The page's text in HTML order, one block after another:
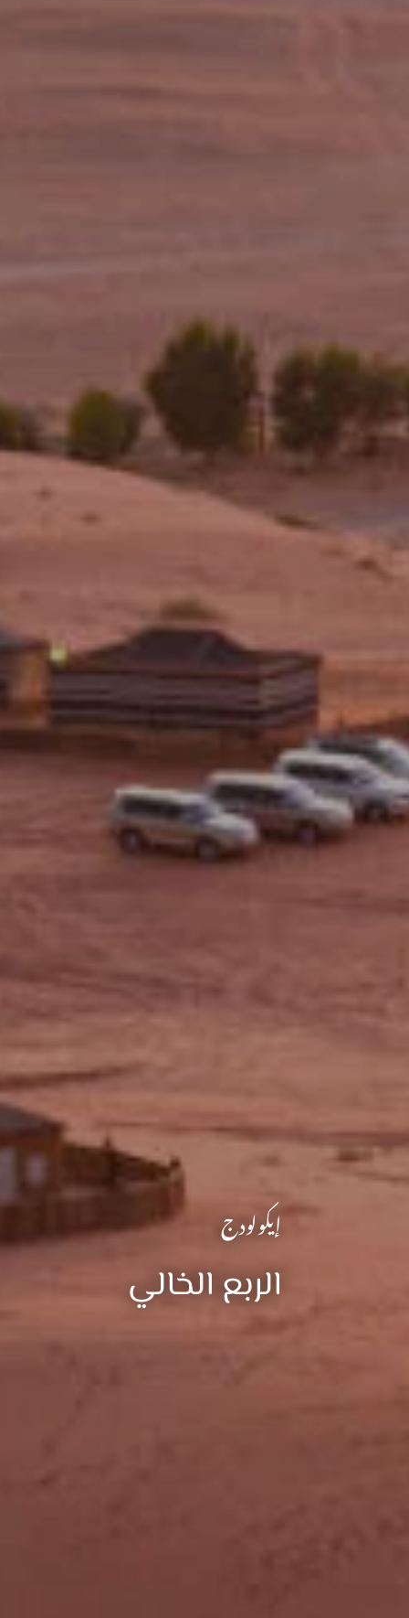
إيكولودج
الربع الخالي